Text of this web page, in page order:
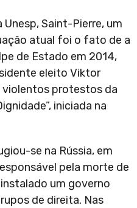
Saint-Pierre, um
atual foi o fato de a
de Estado em 2014,
eleito Viktor
violentos protestos da
iniciada na
se na Rússia, em
pela morte de
um governo
de direita. Nas